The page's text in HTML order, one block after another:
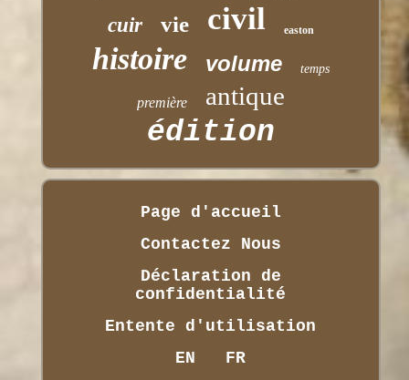
cuir vie civil easton
histoire volume temps
première antique
édition
Page d'accueil
Contactez Nous
Déclaration de
confidentialité
Entente d'utilisation
EN
FR